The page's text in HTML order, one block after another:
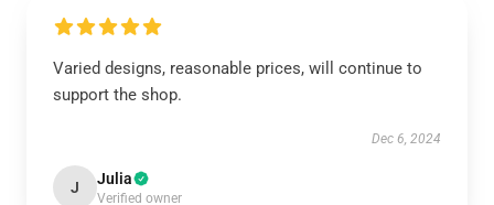
Varied designs, reasonable prices, will continue to
support the shop.
Dec 6, 2024
J Julia
Verified owner